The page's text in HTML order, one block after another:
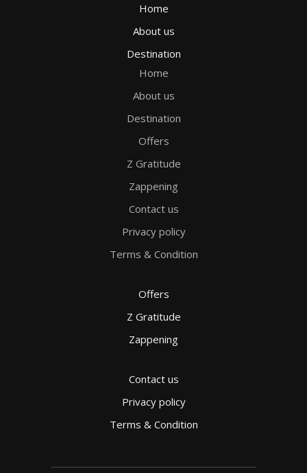
Home
About us
Destination
Home
About us
Destination
Offers
Z Gratitude
Zappening
Contact us
Privacy policy
Terms & Condition
Offers
Z Gratitude
Zappening
Contact us
Privacy policy
Terms & Condition